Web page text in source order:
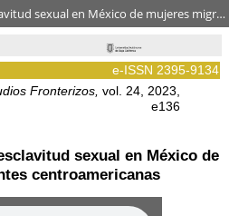
Cárteles de la droga y esclavitud sexual en México de mujeres migrantes centroamericanas